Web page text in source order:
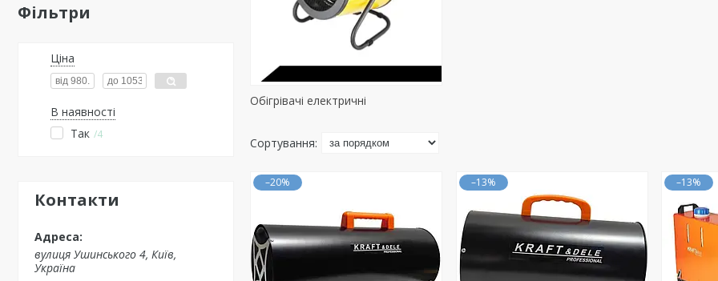
Фільтри
Ціна
В наявності
Так 4
Контакти
вулиця Ушинського 4, Київ,
Україна
Обігрівачі електричні
–20% –13% –13%